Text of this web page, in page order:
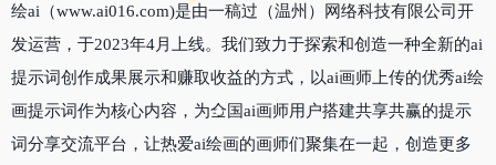
绘ai（www.ai016.com)是由一稿过（温州）网络科技有限公司开
发运营，于2023年4月上线。我们致力于探索和创造一种全新的ai
提示词创作成果展示和赚取收益的方式，以ai画师上传的优秀ai绘
画提示词作为核心内容，为全国ai画师用户搭建共享共赢的提示
词分享交流平台，让热爱ai绘画的画师们聚集在一起，创造更多